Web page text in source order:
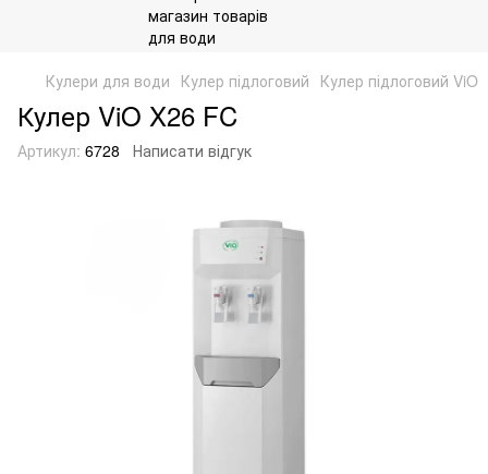
Кулери для води Кулер підлоговий Кулер підлоговий ViO
Кулер ViO X26 FC
Артикул: 6728 Написати відгук